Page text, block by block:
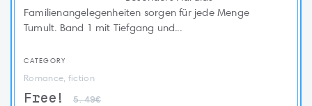
Familienangelegenheiten sorgen für jede Menge
Tumult. Band 1 mit Tiefgang und...
CATEGORY
Romance, fiction
Free! 5.49€